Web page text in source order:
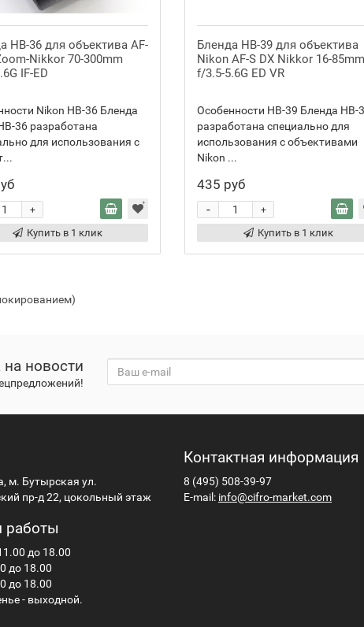
HB-36 для объектива AF-
Nikkor 70-300mm
IF-ED
Nikon HB-36 Бленда
36 разработана
для использования с
+
Купить в 1 клик
Бленда HB-39 для объектива
Nikon AF-S DX Nikkor 16-85mm
f/3.5-5.6G ED VR
Особенности HB-39 Бленда HB-
разработана специально для
использования с объективами
Nikon ...
435 руб
+
-
Купить в 1 клик
новости
м. Бутырская ул.
пр-д 22, цокольный этаж
до 18.00
до 18.00
до 18.00
- выходной.
Контактная информация
8 (495) 508-39-97
E-mail: info@cifro-market.com